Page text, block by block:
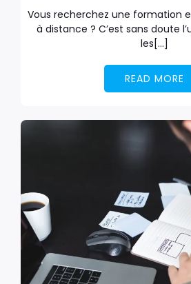
Vous recherchez une formation
à distance ? C’est sans doute
les[…]
READ MORE